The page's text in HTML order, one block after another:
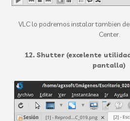
VLC lo podremos instalar tambien
Center.
12. Shutter (excelente
pantalla)